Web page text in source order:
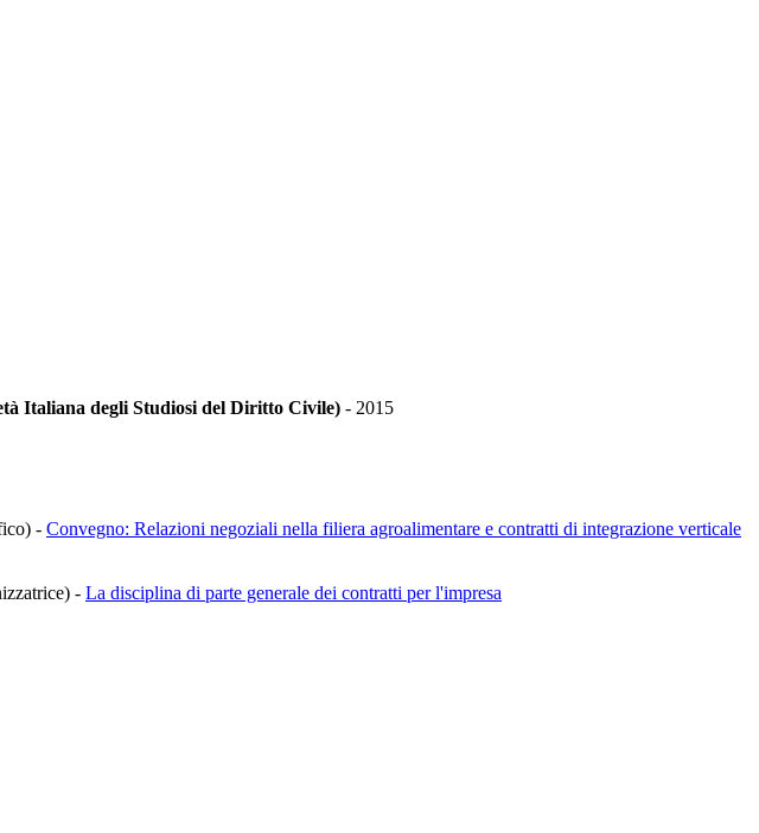
Italiana degli Studiosi del Diritto Civile) - 2015
- Convegno: Relazioni negoziali nella filiera agroalimentare e contratti di integrazione verticale
- La disciplina di parte generale dei contratti per l'impresa